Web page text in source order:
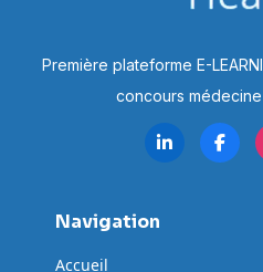
Première plateforme E-
concours médecine
Navigation
Accueil